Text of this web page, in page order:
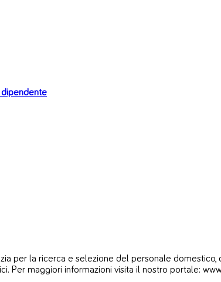
dipendente
per la ricerca e selezione del personale
Per maggiori informazioni visita il nostro portale: